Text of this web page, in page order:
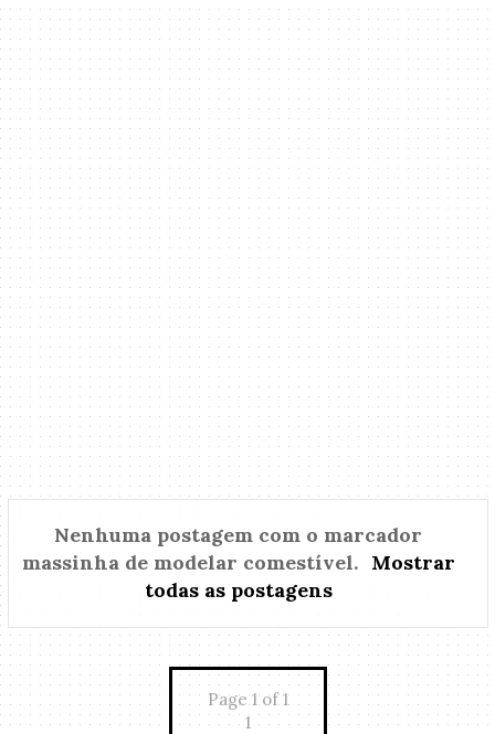
Nenhuma postagem com o marcador
massinha de modelar comestível. Mostrar
todas as postagens
Page 1 of 1
1